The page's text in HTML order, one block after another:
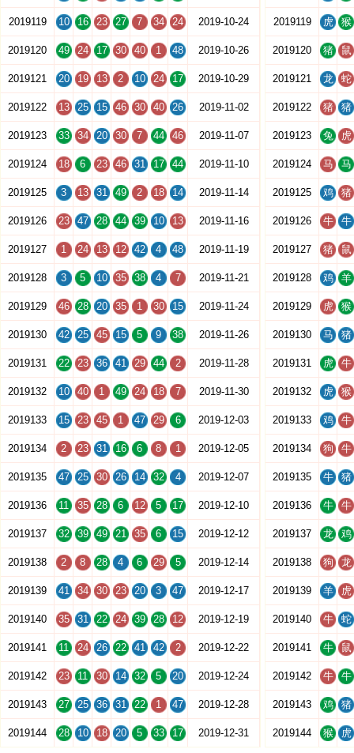
2019119 10 16 23 27 7 34 24 2019-10-24
2019120 49 24 17 30 40 1 48 2019-10-26
2019121 20 19 13 2 10 24 17 2019-10-29
2019122 13 25 15 46 30 40 26 2019-11-02
2019123 33 34 20 30 7 44 46 2019-11-07
2019124 18 6 23 46 31 17 44 2019-11-10
2019125 3 13 31 49 2 18 14 2019-11-14
2019126 23 47 28 44 39 10 13 2019-11-16
2019127 1 24 13 12 42 4 48 2019-11-19
2019128 3 5 10 35 38 4 7 2019-11-21
2019129 46 28 20 35 1 30 15 2019-11-24
2019130 42 25 45 15 5 9 38 2019-11-26
2019131 22 23 36 41 29 44 2 2019-11-28
2019132 10 40 1 49 24 18 7 2019-11-30
2019133 15 23 45 1 47 29 6 2019-12-03
2019134 2 23 31 16 6 8 1 2019-12-05
2019135 47 25 30 26 14 32 4 2019-12-07
2019136 11 35 28 6 12 5 17 2019-12-10
2019137 32 39 49 21 35 6 15 2019-12-12
2019138 2 8 28 4 6 29 5 2019-12-14
2019139 41 34 30 23 20 3 47 2019-12-17
2019140 35 31 22 24 39 28 12 2019-12-19
2019141 11 24 26 22 41 42 2 2019-12-22
2019142 23 11 30 14 32 5 20 2019-12-24
2019143 27 25 36 31 22 1 47 2019-12-28
2019144 28 10 18 20 5 33 17 2019-12-31
2019119 虎 猴
2019120 猪 鼠
2019121 龙 蛇
2019122 猪 猪
2019123 兔 虎
2019124 马 马
2019125 鸡 猪
2019126 牛 牛
2019127 猪 鼠
2019128 鸡 羊
2019129 虎 猴
2019130 马 猪
2019131 虎 牛
2019132 虎 猴
2019133 鸡 牛
2019134 狗 牛
2019135 牛 猪
2019136 牛 牛
2019137 龙 鸡
2019138 狗 龙
2019139 羊 虎
2019140 牛 蛇
2019141 牛 鼠
2019142 牛 牛
2019143 鸡 猪
2019144 猴 虎